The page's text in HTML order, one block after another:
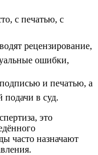
с печатью, с
рецензирование,
ошибки,
и печатью, а
подачи в суд.
это
часто назначают